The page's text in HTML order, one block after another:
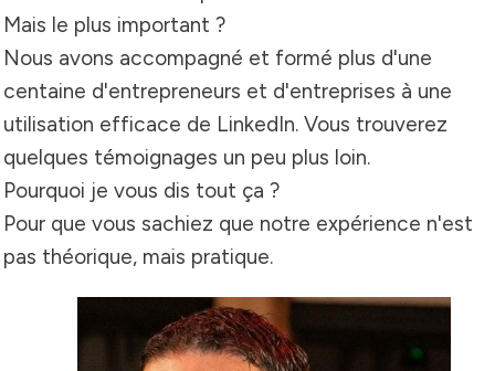
Mais le plus important ?
Nous avons accompagné et formé plus d'une
centaine d'entrepreneurs et d'entreprises à une
utilisation efficace de LinkedIn. Vous trouverez
quelques témoignages un peu plus loin.
Pourquoi je vous dis tout ça ?
Pour que vous sachiez que notre expérience n'est
pas théorique, mais pratique.